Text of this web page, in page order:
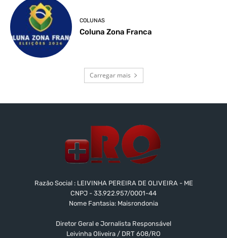
COLUNAS
Coluna Zona Franca
Carregar mais
Razão Social : LEIVINHA PEREIRA DE OLIVEIRA - ME
CNPJ - 33.922.957/0001-44
Nome Fantasia: Maisrondonia
Diretor Geral e Jornalista Responsável
Leivinha Oliveira / DRT 608/RO